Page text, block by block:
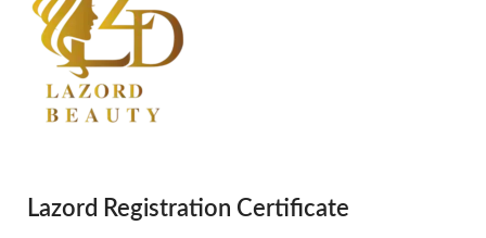
Lazord Registration Certificate